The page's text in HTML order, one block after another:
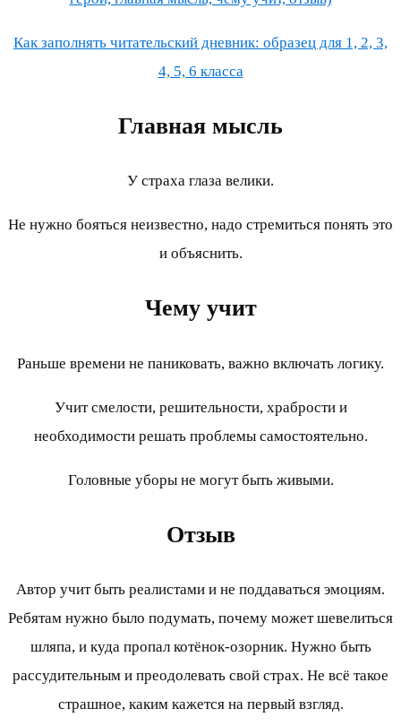
Как заполнять читательский дневник: образец для 1, 2, 3,
4, 5, 6 класса
Главная мысль
У страха глаза велики.
Не нужно бояться неизвестно, надо стремиться понять это
и объяснить.
Чему учит
Раньше времени не паниковать, важно включать логику.
Учит смелости, решительности, храбрости и
необходимости решать проблемы самостоятельно.
Головные уборы не могут быть живыми.
Отзыв
Автор учит быть реалистами и не поддаваться эмоциям.
Ребятам нужно было подумать, почему может шевелиться
шляпа, и куда пропал котёнок-озорник. Нужно быть
рассудительным и преодолевать свой страх. Не всё такое
страшное, каким кажется на первый взгляд.